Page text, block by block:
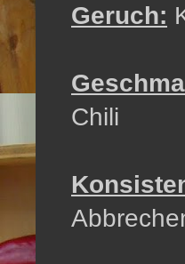
Geruch:
Chili